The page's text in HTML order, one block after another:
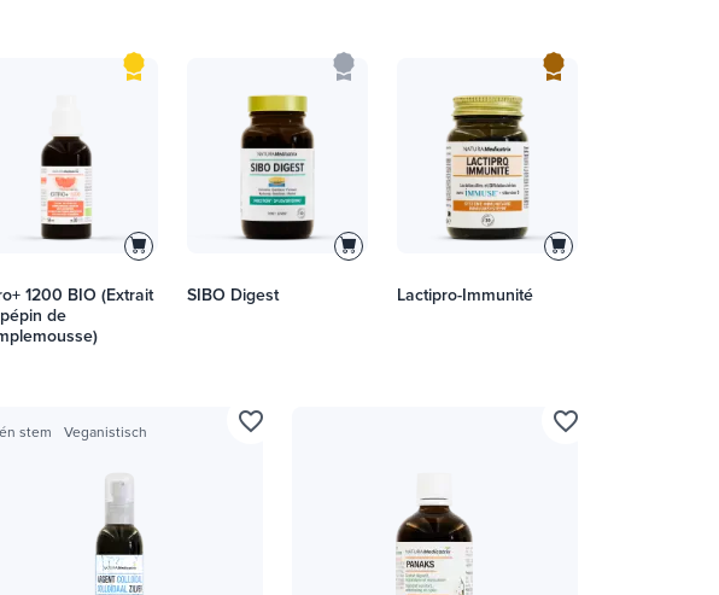
1200 BIO (Extrait
de
SIBO Digest Lactipro-Immunité
stem Veganistisch favorite_border favorite_border